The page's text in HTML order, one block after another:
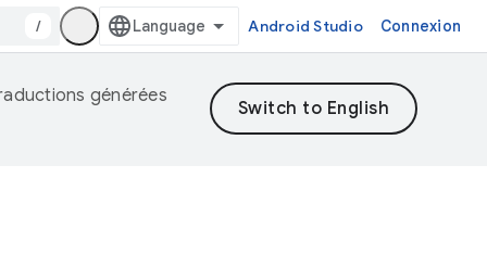
/ Android Studio Connexion
générées